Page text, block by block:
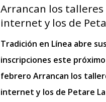
Arrancan los
internet y los de
Tradición en Línea abre sus
inscripciones este
febrero Arrancan los
internet y los de Petare La